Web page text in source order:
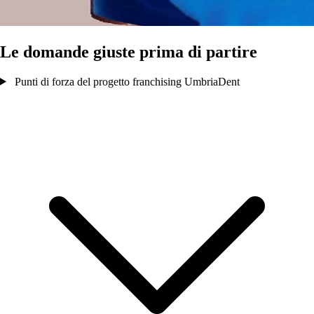
Le domande giuste prima di partire
Punti di forza del progetto franchising UmbriaDent